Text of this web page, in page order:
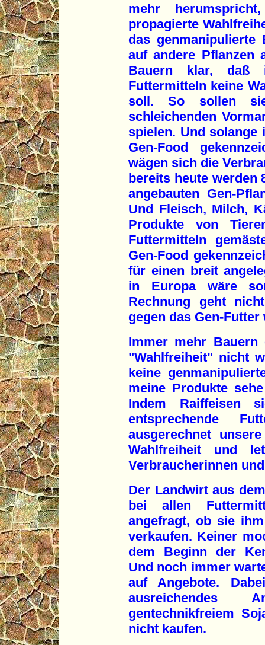
mehr
propagierte
das genmanipulierte
auf andere Pflanzen
Bauern klar, daß
Futtermitteln keine
soll. So sollen
schleichenden
spielen. Und solange
Gen-Food
wägen sich die
bereits heute werden
angebauten Gen-
Und Fleisch, Milch,
Produkte von
Futtermitteln
Gen-Food
für einen breit
in Europa wäre
Rechnung geht
gegen das Gen-Futter
Immer mehr
"Wahlfreiheit" nicht
keine
meine Produkte
Indem Raiffeisen
entsprechende
ausgerechnet
Wahlfreiheit und
Verbraucherinnen
Der Landwirt aus
bei allen
angefragt, ob sie
verkaufen. Keiner
dem Beginn der
Und noch immer
auf Angebote.
ausreichendes
gentechnikfreiem
nicht kaufen.